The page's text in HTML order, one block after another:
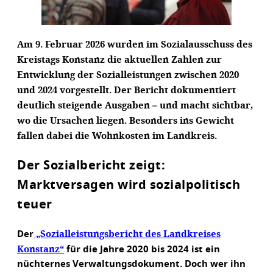
Am 9. Februar 2026 wurden im Sozialausschuss des
Kreistags Konstanz die aktuellen Zahlen zur
Entwicklung der Sozialleistungen zwischen 2020
und 2024 vorgestellt. Der Bericht dokumentiert
deutlich steigende Ausgaben – und macht sichtbar,
wo die Ursachen liegen. Besonders ins Gewicht
fallen dabei die Wohnkosten im Landkreis.
Der Sozialbericht zeigt:
Marktversagen wird sozialpolitisch
teuer
Der „Sozialleistungsbericht des Landkreises
Konstanz“ für die Jahre 2020 bis 2024 ist ein
nüchternes Verwaltungsdokument. Doch wer ihn